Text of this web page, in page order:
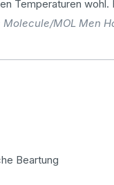
Temperaturen
MOL Men
Beartung